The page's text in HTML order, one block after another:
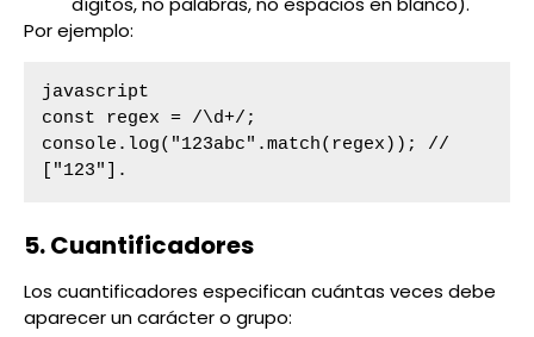
Por ejemplo:
javascript
const regex = /\d+/;
console.log("123abc".match(regex)); //
["123"].
5. Cuantificadores
Los cuantificadores especifican cuántas veces debe
aparecer un carácter o grupo: